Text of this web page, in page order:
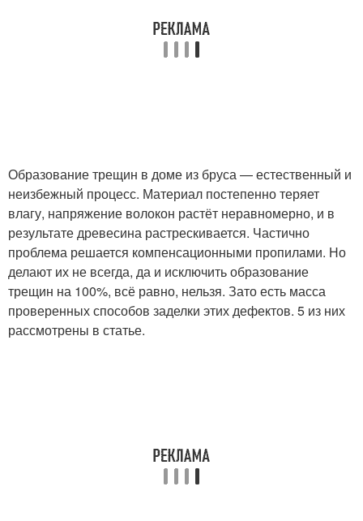
Образование трещин в доме из бруса — естественный и
неизбежный процесс. Материал постепенно теряет
влагу, напряжение волокон растёт неравномерно, и в
результате древесина растрескивается. Частично
проблема решается компенсационными пропилами. Но
делают их не всегда, да и исключить образование
трещин на 100%, всё равно, нельзя. Зато есть масса
проверенных способов заделки этих дефектов. 5 из них
рассмотрены в статье.